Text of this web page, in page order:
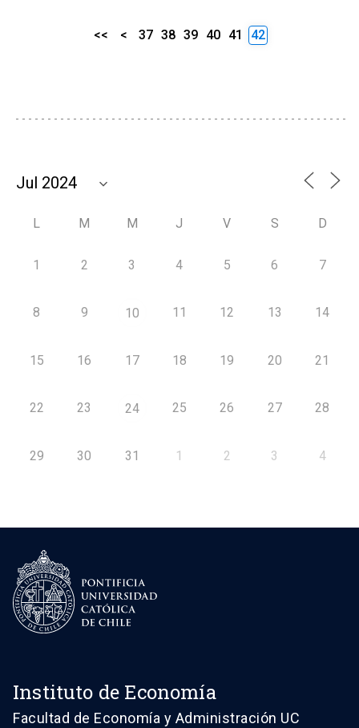
<< < 37 38 39 40 41 42
L M M J V S D
1 2 3 4 5 6 7
8 9 10 11 12 13 14
15 16 17 18 19 20 21
22 23 24 25 26 27 28
29 30 31 1 2 3 4
Instituto de Economía
Facultad de Economía y Administración UC